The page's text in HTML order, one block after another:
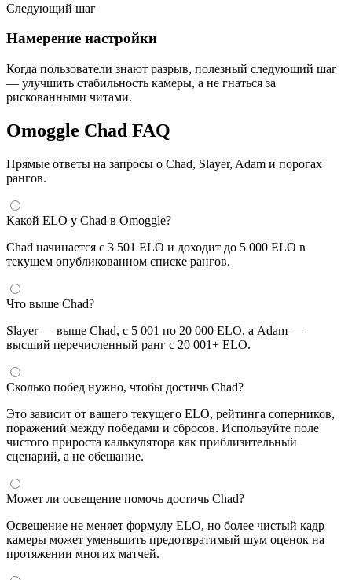
Следующий шаг
Намерение настройки
Когда пользователи знают разрыв, полезный следующий шаг
— улучшить стабильность камеры, а не гнаться за
рискованными читами.
Omoggle Chad FAQ
Прямые ответы на запросы о Chad, Slayer, Adam и порогах
рангов.
Какой ELO у Chad в Omoggle?
Chad начинается с 3 501 ELO и доходит до 5 000 ELO в
текущем опубликованном списке рангов.
Что выше Chad?
Slayer — выше Chad, с 5 001 по 20 000 ELO, а Adam —
высший перечисленный ранг с 20 001+ ELO.
Сколько побед нужно, чтобы достичь Chad?
Это зависит от вашего текущего ELO, рейтинга соперников,
поражений между победами и сбросов. Используйте поле
чистого прироста калькулятора как приблизительный
сценарий, а не обещание.
Может ли освещение помочь достичь Chad?
Освещение не меняет формулу ELO, но более чистый кадр
камеры может уменьшить предотвратимый шум оценок на
протяжении многих матчей.